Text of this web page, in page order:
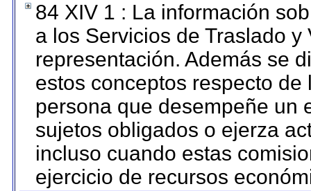
84 XIV 1 : La información
a los Servicios de Traslado
representación. Además se
estos conceptos respecto
persona que desempeñe un
sujetos obligados o ejerza
incluso cuando estas
ejercicio de recursos